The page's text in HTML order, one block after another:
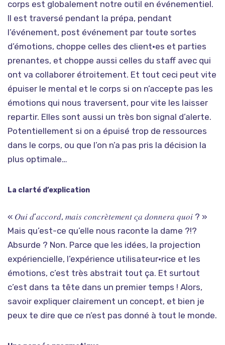
corps est globalement notre outil en événementiel.
Il est traversé pendant la prépa, pendant
l’événement, post événement par toute sortes
d’émotions, choppe celles des client•es et parties
prenantes, et choppe aussi celles du staff avec qui
ont va collaborer étroitement. Et tout ceci peut vite
épuiser le mental et le corps si on n’accepte pas les
émotions qui nous traversent, pour vite les laisser
repartir. Elles sont aussi un très bon signal d’alerte.
Potentiellement si on a épuisé trop de ressources
dans le corps, ou que l’on n’a pas pris la décision la
plus optimale…
La clarté d’explication
« 𝑂𝑢𝑖 𝑑’𝑎𝑐𝑐𝑜𝑟𝑑, 𝑚𝑎𝑖𝑠 𝑐𝑜𝑛𝑐𝑟𝑒̀𝑡𝑒𝑚𝑒𝑛𝑡 𝑐̧𝑎 𝑑𝑜𝑛𝑛𝑒𝑟𝑎 𝑞𝑢𝑜𝑖 ? »
Mais qu’est-ce qu’elle nous raconte la dame ?!?
Absurde ? Non. Parce que les idées, la projection
expériencielle, l’expérience utilisateur•rice et les
émotions, c’est très abstrait tout ça. Et surtout
c’est dans ta tête dans un premier temps ! Alors,
savoir expliquer clairement un concept, et bien je
peux te dire que ce n’est pas donné à tout le monde.